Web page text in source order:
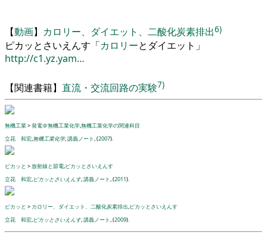
【動画】 カロリー、ダイエット、二酸化炭素排出6)
ピカッとさいえんす 「カロリーと ダイエッ ト 」
http://c1.yz.yam…
【関連書籍】 直流・交流回路の実験7)
無機工業>発電＠無機工業化学,無機工業化学の関連科目
立花 和宏,無機工業化学,講義ノート, (2007).
ピカッと >放射線と節電,ピカッとさいえんす
立花 和宏,ピカッとさいえんす,講義ノート, (2011).
ピカッと > カロリー、ダイエット、二酸化炭素排出,ピカッとさいえんす
立花 和宏,ピカッとさいえんす,講義ノート, (2009).